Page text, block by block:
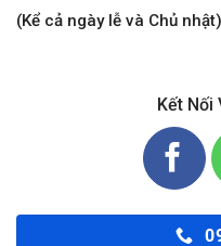
(Kể cả ngày lễ và Chủ nhật)
Kết Nối